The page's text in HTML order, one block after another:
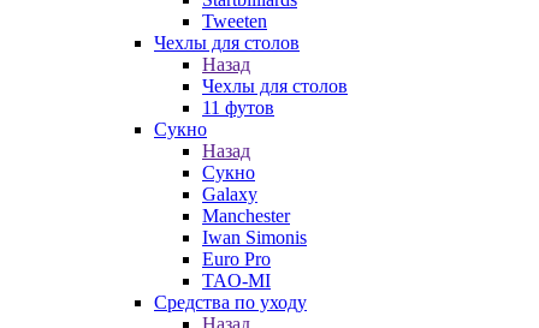
Tweeten
Чехлы для столов
Назад
Чехлы для столов
11 футов
Сукно
Назад
Сукно
Galaxy
Manchester
Iwan Simonis
Euro Pro
TAO-MI
Средства по уходу
Назад